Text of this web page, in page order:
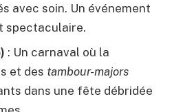
avec soin. Un événement
spectaculaire.
: Un carnaval où la
et des tambour-majors
dans une fête débridée